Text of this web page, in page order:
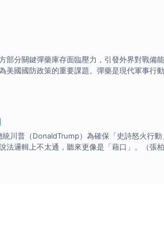
分關鍵彈藥庫存面臨壓力，引發外界對戰備
國國防政策的重要課題。彈藥是現代軍事行
川普（DonaldTrump）為確保「史詩怒火行
邏輯上不太通，聽來更像是「藉口」。（張